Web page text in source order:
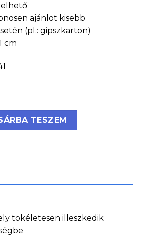
ajánlot kisebb
(pl.: gipszkarton)
cm
fix magasságú fali állvány
TESZEM
tökéletesen illeszkedik